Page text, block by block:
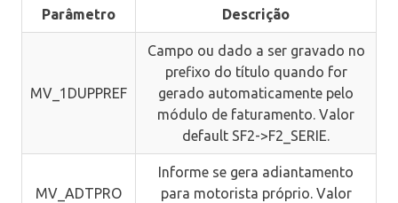
Parâmetro Descrição
MV_1DUPPREF
Campo ou dado a ser gravado no
prefixo do título quando for
gerado automaticamente pelo
módulo de faturamento. Valor
default SF2->F2_SERIE.
MV_ADTPRO
Informe se gera adiantamento
para motorista próprio. Valor